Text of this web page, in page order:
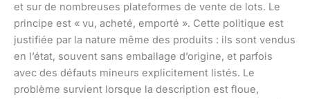
et sur de nombreuses plateformes de vente de lots. Le
principe est « vu, acheté, emporté ». Cette politique est
justifiée par la nature même des produits : ils sont vendus
en l’état, souvent sans emballage d’origine, et parfois
avec des défauts mineurs explicitement listés. Le
problème survient lorsque la description est floue,